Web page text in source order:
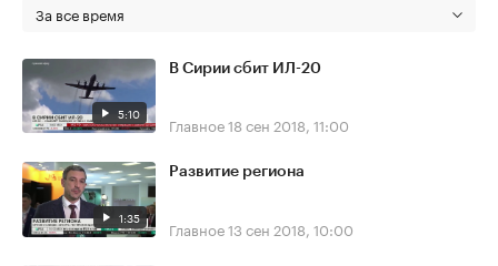
За все время
5:10
В Сирии сбит ИЛ-20
Главное18 сен 2018, 11:00
1:35
Развитие региона
Главное13 сен 2018, 10:00